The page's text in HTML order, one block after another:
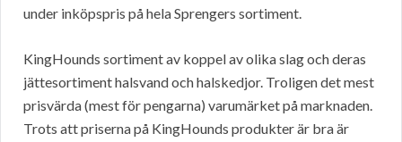
under inköpspris på hela Sprengers sortiment.
KingHounds sortiment av koppel av olika slag och deras
jättesortiment halsvand och halskedjor. Troligen det mest
prisvärda (mest för pengarna) varumärket på marknaden.
Trots att priserna på KingHounds produkter är bra är